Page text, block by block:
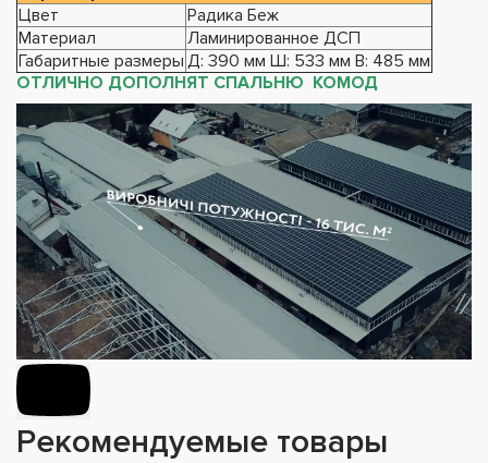
Цвет
Радика Беж
Материал
Ламинированное ДСП
Габаритные размеры Д: 390 мм Ш: 533 мм В: 485 мм
ОТЛИЧНО ДОПОЛНЯТ СПАЛЬНЮ КОМОД
Рекомендуемые товары